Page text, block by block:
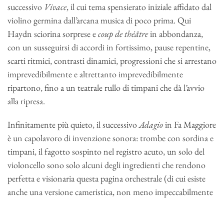
successivo Vivace, il cui tema spensierato iniziale affidato dal
violino germina dall’arcana musica di poco prima. Qui
Haydn sciorina sorprese ecoupde théâtrein abbondanza,
con un susseguirsi di accordi in fortissimo, pause repentine,
scarti ritmici, contrasti dinamici, progressioni che si arrestano
imprevedibilmente e altrettanto imprevedibilmente
ripartono, fino a un teatrale rullo di timpani che dà l’avvio
alla ripresa.
Infinitamente più quieto, il successivoAdagioin Fa Maggiore
è un capolavoro di invenzione sonora: trombe con sordina e
timpani, il fagotto sospinto nel registro acuto, un solo del
violoncello sono solo alcuni degli ingredienti che rendono
perfetta e visionaria questa pagina orchestrale (di cui esiste
anche una versione cameristica, non meno impeccabilmente